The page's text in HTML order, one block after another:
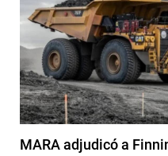
MARA adjudicó a